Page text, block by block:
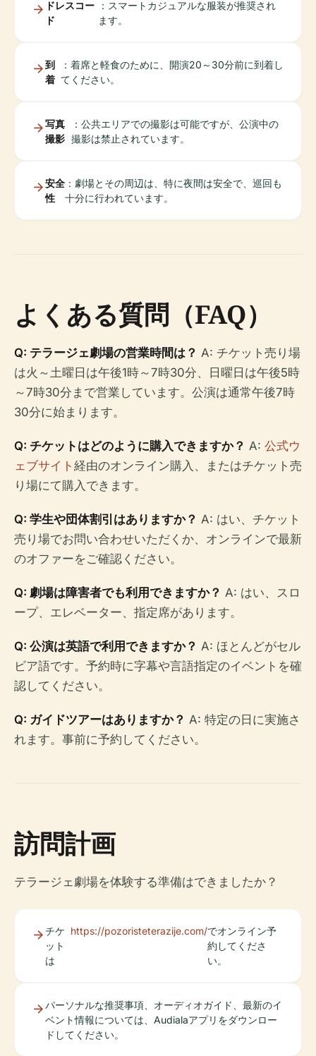
ドレスコー
ド
：スマートカジュアルな服装が推奨され
ます。
到
着
：着席と軽食のために、開演20～30分前に到着し
てください。
写真
撮影
：公共エリアでの撮影は可能ですが、公演中の
撮影は禁止されています。
安全
性
：劇場とその周辺は、特に夜間は安全で、巡回も
十分に行われています。
よくある質問（FAQ）
Q: テラージェ劇場の営業時間は？ A: チケット売り場
は火～土曜日は午後1時～7時30分、日曜日は午後5時
～7時30分まで営業しています。公演は通常午後7時
30分に始まります。
Q: チケットはどのように購入できますか？ A: 公式ウ
ェブサイト 経由のオンライン購入、またはチケット売
り場にて購入できます。
Q: 学生や団体割引はありますか？ A: はい、チケット
売り場でお問い合わせいただくか、オンラインで最新
のオファーをご確認ください。
Q: 劇場は障害者でも利用できますか？ A: はい、スロ
ープ、エレベーター、指定席があります。
Q: 公演は英語で利用できますか？ A: ほとんどがセル
ビア語です。予約時に字幕や言語指定のイベントを確
認してください。
Q: ガイドツアーはありますか？ A: 特定の日に実施さ
れます。事前に予約してください。
訪問計画
テラージェ劇場を体験する準備はできましたか？
チケ
ット
は
https://pozoristeterazije.com/でオンライン予
約してくださ
い。
パーソナルな推奨事項、オーディオガイド、最新のイ
ベント情報については、Audialaアプリをダウンロー
ドしてください。